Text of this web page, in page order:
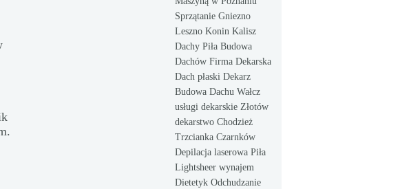
Sprzątanie Gniezno
Leszno Konin Kalisz
Dachy Piła Budowa
Dachów Firma Dekarska
Dach płaski Dekarz
Budowa Dachu Wałcz
usługi dekarskie Złotów
dekarstwo Chodzież
Trzcianka Czarnków
Depilacja laserowa Piła
Lightsheer wynajem
Dietetyk Odchudzanie